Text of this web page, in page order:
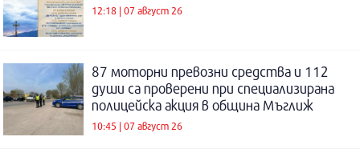
12:18 | 07 август 26
87 моторни превозни средства и 112
души са проверени при специализирана
полицейска акция в община Мъглиж
10:45 | 07 август 26